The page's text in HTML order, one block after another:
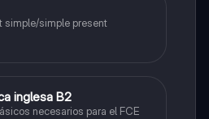
simple/simple present
inglesa B2
necesarios para el FCE